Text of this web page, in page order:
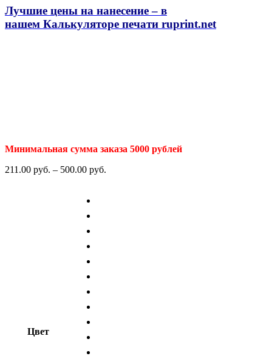
Лучшие цены на нанесение – в
нашем Калькуляторе печати ruprint.net
Минимальная сумма заказа 5000 рублей
211.00 руб. – 500.00 руб.
Цвет